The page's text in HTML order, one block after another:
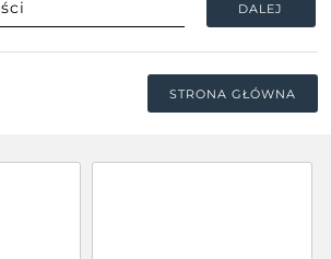
DALEJ
STRONA GŁÓWNA